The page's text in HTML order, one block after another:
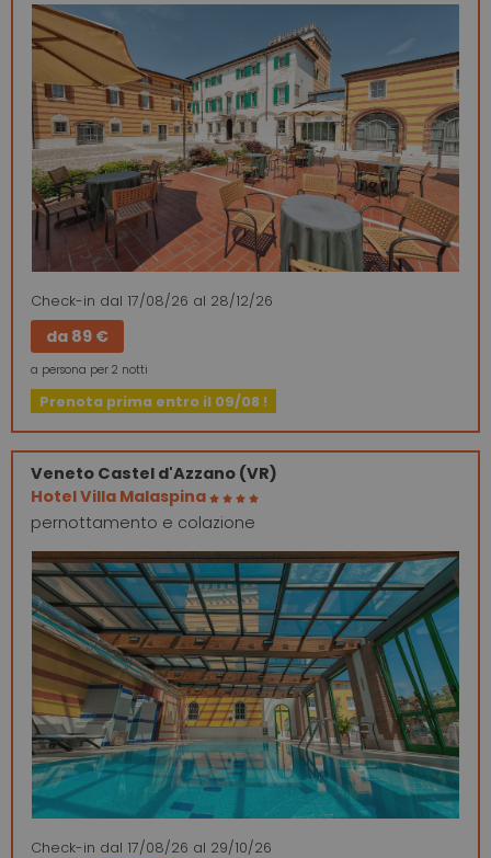
Check-in dal 17/08/26 al 28/12/26
da 89 €
a persona per 2 notti
Prenota prima entro il 09/08 !
Veneto Castel d'Azzano (VR)
Hotel Villa Malaspina
pernottamento e colazione
Check-in dal 17/08/26 al 29/10/26